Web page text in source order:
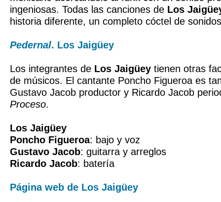
ingeniosas. Todas las canciones de Los
historia diferente, un completo cóctel de
Pedernal. Los Jaigüey
Los integrantes de Los Jaigüey tienen otras
de músicos. El cantante Poncho Figueroa es
Gustavo Jacob productor y Ricardo Jacob
Proceso.
Los Jaigüey
Poncho Figueroa: bajo y voz
Gustavo Jacob: guitarra y arreglos
Ricardo Jacob: batería
Página web de Los Jaigüey